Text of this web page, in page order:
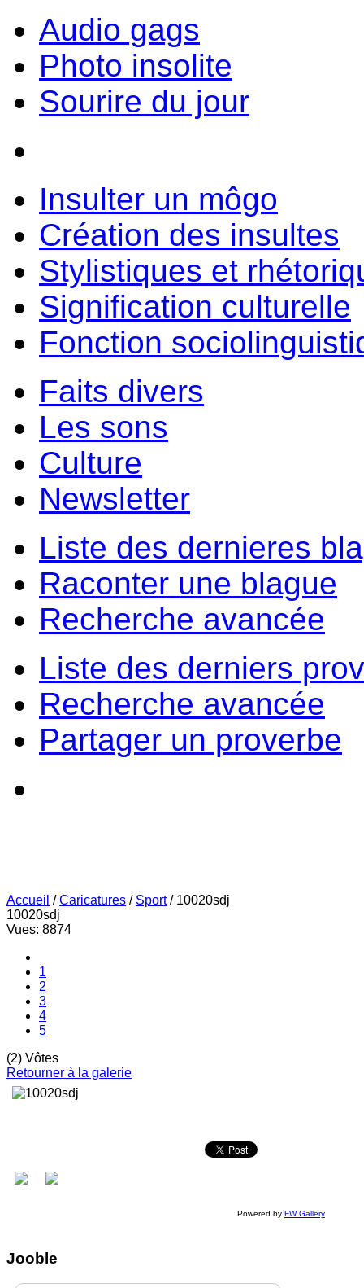
Audio gags
Photo insolite
Sourire du jour
Insulter un môgo
Création des insultes
Stylistiques et
Signification culturelle
Fonction
Faits divers
Les sons
Culture
Newsletter
Liste des dernieres
Raconter une blague
Recherche avancée
Liste des derniers
Recherche avancée
Partager un proverbe
Accueil /Caricatures / Sport / 10020sdj
10020sdj
Vues: 8874
1
2
3
4
5
(2) Vôtes
Retourner à la galerie
Powered by FW Gallery
Jooble